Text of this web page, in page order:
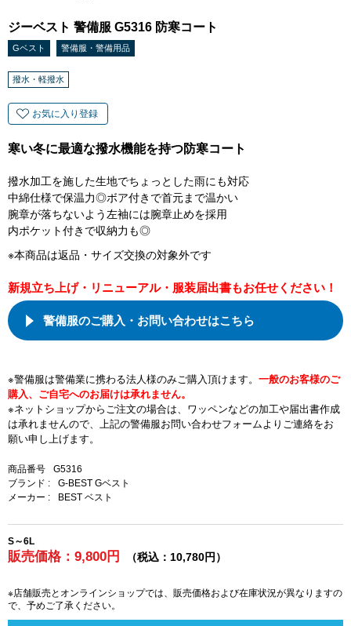
ジーベスト 警備服 G5316 防寒コート
Gベスト 警備服・警備用品
撥水・軽撥水
お気に入り登録
寒い冬に最適な撥水機能を持つ防寒コート
撥水加工を施した生地でちょっとした雨にも対応
中綿仕様で保温力◎ボア付きで首元まで温かい
腕章が落ちないよう左袖には腕章止めを採用
内ポケット付きで収納力も◎
※本商品は返品・サイズ交換の対象外です
新規立ち上げ・リニューアル・服装届出書もお任せください！
警備服のご購入・お問い合わせはこちら
※警備服は警備業に携わる法人様のみご購入頂けます。 一般のお客様のご
購入、ご自宅へのお届けは承れません。
※ネットショップからご注文の場合は、ワッペンなどの加工や届出書作成
は承れませんので、上記の警備服お問い合わせフォームよりご連絡をお
願い申し上げます。
商品番号
G5316
ブランド :
G-BEST Gベスト
メーカー :
BEST ベスト
S～6L
販売価格：9,800円 （税込：10,780円）
※店舗販売とオンラインショップでは、販売価格および在庫状況が異なりますの
で、予めご了承ください。